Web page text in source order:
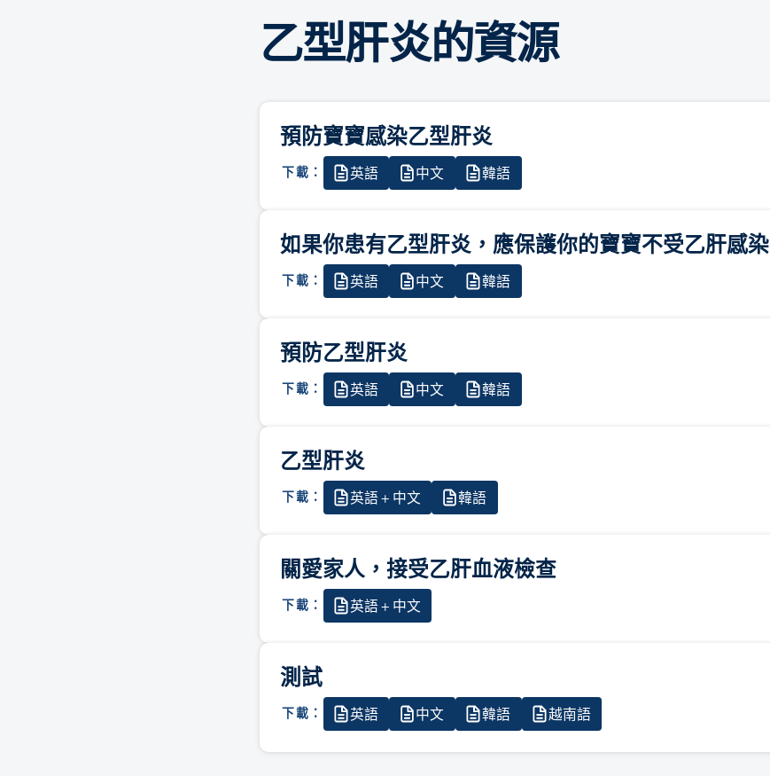
乙型肝炎的資源
預防寶寶感染乙型肝炎
下載： 英語 中文 韓語
如果你患有乙型肝炎，應保護你的寶寶不受乙肝感染
下載： 英語 中文 韓語
預防⼄型肝炎
下載： 英語 中文 韓語
乙型肝炎
下載： 英語 + 中文 韓語
關愛家⼈，接受⼄肝⾎液檢查
下載： 英語 + 中文
測試
下載： 英語 中文 韓語 越南語